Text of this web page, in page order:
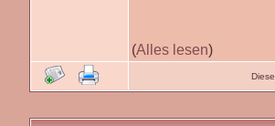
(Alles lesen)